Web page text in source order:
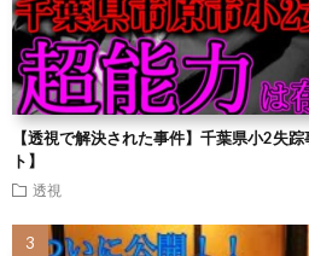
【透視で解決された事件】千葉県小2失
ト】
透視